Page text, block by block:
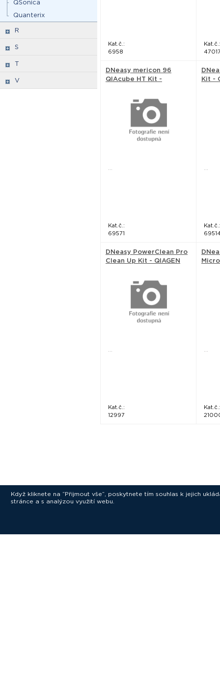
QSonica
Quanterix
R
S
T
V
Kat.č.:
6958
Kat.č.:
DNeasy mericon 96
QIAcube HT Kit -
...
Kat.č.:
69571
Kit -
...
Kat.č.:
DNeasy PowerClean Pro
Clean Up Kit - QIAGEN
...
Kat.č.:
12997
...
Kat.č.:
Když kliknete na “Přijmout vše”, poskytnete tím souhlas k jejich
stránce a s analýzou využití webu.